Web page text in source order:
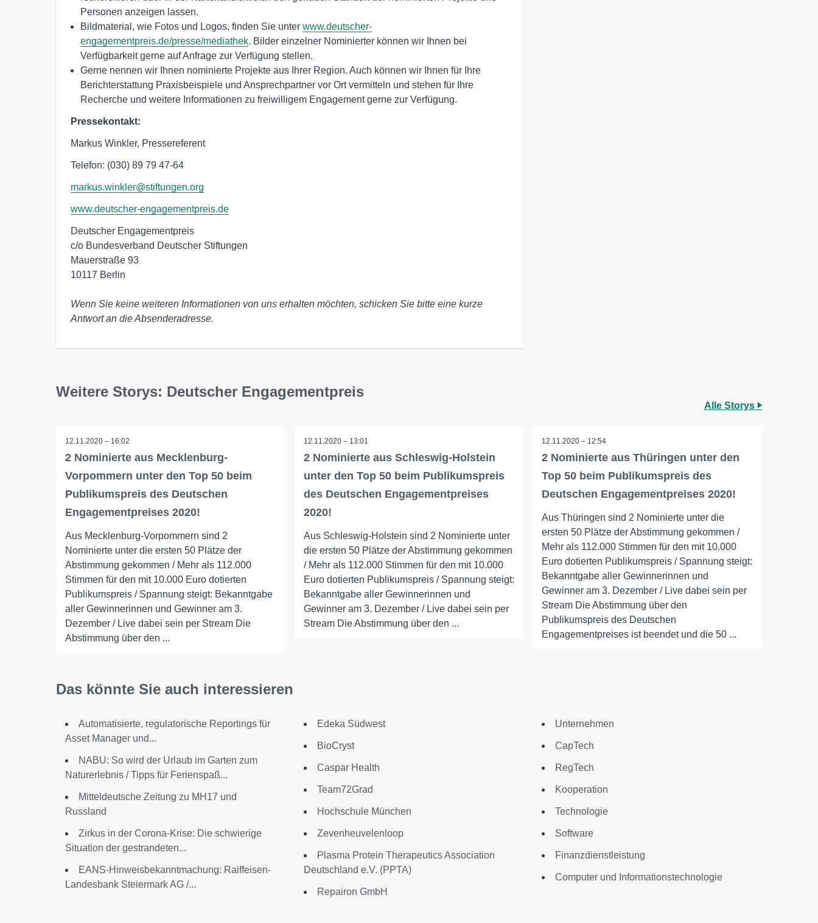
Personen anzeigen lassen.
Bildmaterial, wie Fotos und Logos, finden Sie unter www.deutscher-
engagementpreis.de/presse/mediathek. Bilder einzelner Nominierter können wir Ihnen bei
Verfügbarkeit gerne auf Anfrage zur Verfügung stellen.
Gerne nennen wir Ihnen nominierte Projekte aus Ihrer Region. Auch können wir Ihnen für Ihre
Berichterstattung Praxisbeispiele und Ansprechpartner vor Ort vermitteln und stehen für Ihre
Recherche und weitere Informationen zu freiwilligem Engagement gerne zur Verfügung.
Pressekontakt:
Markus Winkler, Pressereferent
Telefon: (030) 89 79 47-64
markus.winkler@stiftungen.org
www.deutscher-engagementpreis.de
Deutscher Engagementpreis
c/o Bundesverband Deutscher Stiftungen
Mauerstraße 93
10117 Berlin
Wenn Sie keine weiteren Informationen von uns erhalten möchten, schicken Sie bitte eine kurze
Antwort an die Absenderadresse.
Weitere Storys: Deutscher Engagementpreis
Alle Storys
12.11.2020 – 16:02
2 Nominierte aus Mecklenburg-
Vorpommern unter den Top 50 beim
Publikumspreis des Deutschen
Engagementpreises 2020!
Aus Mecklenburg-Vorpommern sind 2
Nominierte unter die ersten 50 Plätze der
Abstimmung gekommen / Mehr als 112.000
Stimmen für den mit 10.000 Euro dotierten
Publikumspreis / Spannung steigt: Bekanntgabe
aller Gewinnerinnen und Gewinner am 3.
Dezember / Live dabei sein per Stream Die
Abstimmung über den ...
12.11.2020 – 13:01
2 Nominierte aus Schleswig-Holstein
unter den Top 50 beim Publikumspreis
des Deutschen Engagementpreises
2020!
Aus Schleswig-Holstein sind 2 Nominierte unter
die ersten 50 Plätze der Abstimmung gekommen
/ Mehr als 112.000 Stimmen für den mit 10.000
Euro dotierten Publikumspreis / Spannung steigt:
Bekanntgabe aller Gewinnerinnen und
Gewinner am 3. Dezember / Live dabei sein per
Stream Die Abstimmung über den ...
12.11.2020 – 12:54
2 Nominierte aus Thüringen unter den
Top 50 beim Publikumspreis des
Deutschen Engagementpreises 2020!
Aus Thüringen sind 2 Nominierte unter die
ersten 50 Plätze der Abstimmung gekommen /
Mehr als 112.000 Stimmen für den mit 10.000
Euro dotierten Publikumspreis / Spannung steigt:
Bekanntgabe aller Gewinnerinnen und
Gewinner am 3. Dezember / Live dabei sein per
Stream Die Abstimmung über den
Publikumspreis des Deutschen
Engagementpreises ist beendet und die 50 ...
Das könnte Sie auch interessieren
Automatisierte, regulatorische Reportings für
Asset Manager und...
NABU: So wird der Urlaub im Garten zum
Naturerlebnis / Tipps für Ferienspaß...
Mitteldeutsche Zeitung zu MH17 und
Russland
Zirkus in der Corona-Krise: Die schwierige
Situation der gestrandeten...
EANS-Hinweisbekanntmachung: Raiffeisen-
Landesbank Steiermark AG /...
Edeka Südwest
BioCryst
Caspar Health
Team72Grad
Hochschule München
Zevenheuvelenloop
Plasma Protein Therapeutics Association
Deutschland e.V. (PPTA)
Repairon GmbH
Unternehmen
CapTech
RegTech
Kooperation
Technologie
Software
Finanzdienstleistung
Computer und Informationstechnologie